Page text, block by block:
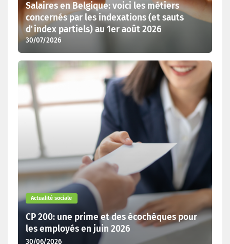
Salaires en Belgique: voici les métiers
concernés par les indexations (et sauts
d'index partiels) au 1er août 2026
30/07/2026
Actualité sociale
CP 200: une prime et des écochèques pour
les employés en juin 2026
30/06/2026